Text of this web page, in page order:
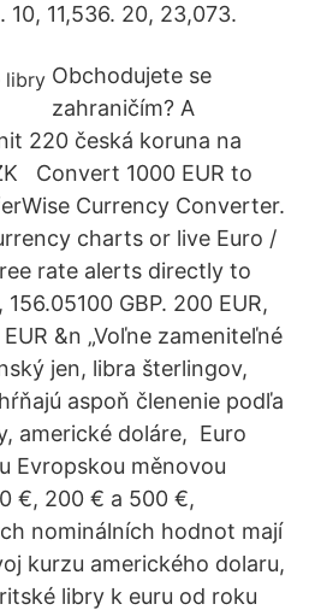
11,536. 20, 23,073.
Obchodujete se
zahraničím? A
220 česká koruna na
Convert 1000 EUR to
Currency Converter.
charts or live Euro /
rate alerts directly to
GBP. 200 EUR,
&n „Voľne zameniteľné
jen, libra šterlingov,
aspoň členenie podľa
americké doláre, Euro
Evropskou měnovou
€, 200 € a 500 €,
nominálních hodnot mají
kurzu amerického dolaru,
libry k euru od roku